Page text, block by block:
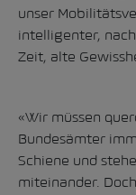
unser
intelligenter,
Zeit, alte
«Wir müssen
Bundesämter
Schiene und
miteinander.